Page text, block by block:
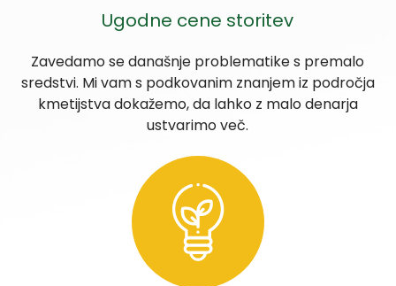
Ugodne cene storitev
Zavedamo se današnje problematike s premalo
sredstvi. Mi vam s podkovanim znanjem iz področja
kmetijstva dokažemo, da lahko z malo denarja
ustvarimo več.